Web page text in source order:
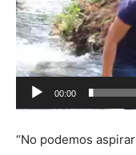
o
d
c
r
00:00
“No podemos